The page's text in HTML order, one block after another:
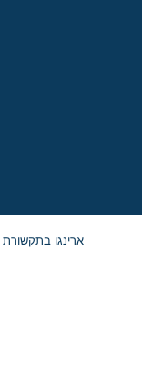
ארינגו בתקשורת